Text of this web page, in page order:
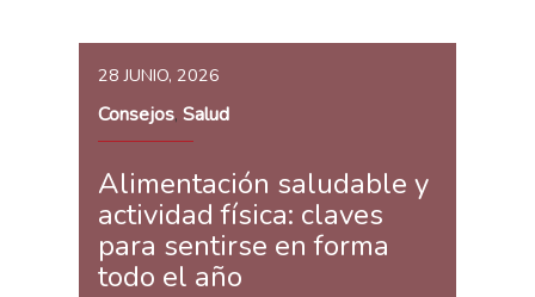
28 JUNIO, 2026
Consejos, Salud
Alimentación saludable y
actividad física: claves
para sentirse en forma
todo el año